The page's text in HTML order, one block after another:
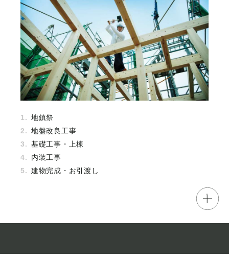
地鎮祭
地盤改良工事
基礎工事・上棟
内装工事
建物完成・お引渡し